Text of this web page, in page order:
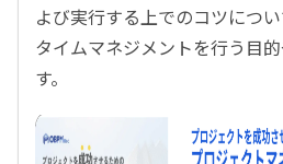
よび実行する上でのコツについ
タイムマネジメントを行う目
す。